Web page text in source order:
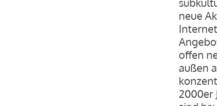
neue
offen
außen
2000er